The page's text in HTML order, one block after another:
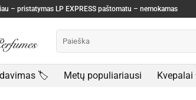
– pristatymas LP EXPRESS paštomatu – nemokamas
🏷️ Metų populiariausi Kvepalai